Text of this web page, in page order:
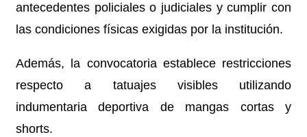
antecedentes policiales o judiciales y cumplir con
las condiciones físicas exigidas por la institución.
Además, la convocatoria establece restricciones
respecto a tatuajes visibles utilizando
indumentaria deportiva de mangas cortas y
shorts.